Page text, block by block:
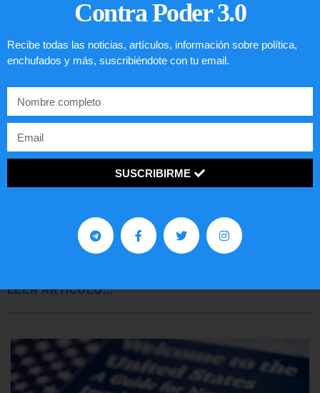
Comunistas no son bienvenidos en
LEER ARTÍCULO...
Contra Poder 3.0
Recibe todas las noticias, artículos, información sobre política,
enchufados y más, suscribiéndote con tu email.
SUSCRIBIRME